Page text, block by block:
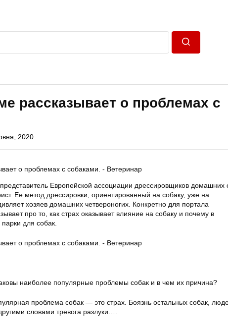
рассказывает о проблемах с
2020
Европейской ассоциации дрессировщиков домашних
Ее метод дрессировки, ориентированный на собаку, уже на
хозяев домашних четвероногих. Конкретно для портала
про то, как страх оказывает влияние на собаку и почему в
для собак.
наиболее популярные проблемы собак и в чем их причина?
проблема собак — это страх. Боязнь остальных собак,
словами тревога разлуки….